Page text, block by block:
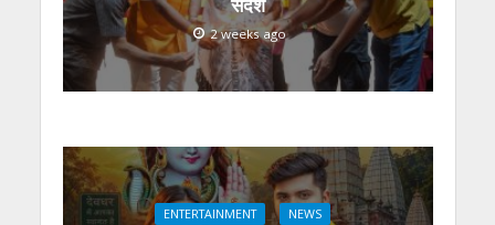
संदेश
2 weeks ago
ENTERTAINMENT NEWS